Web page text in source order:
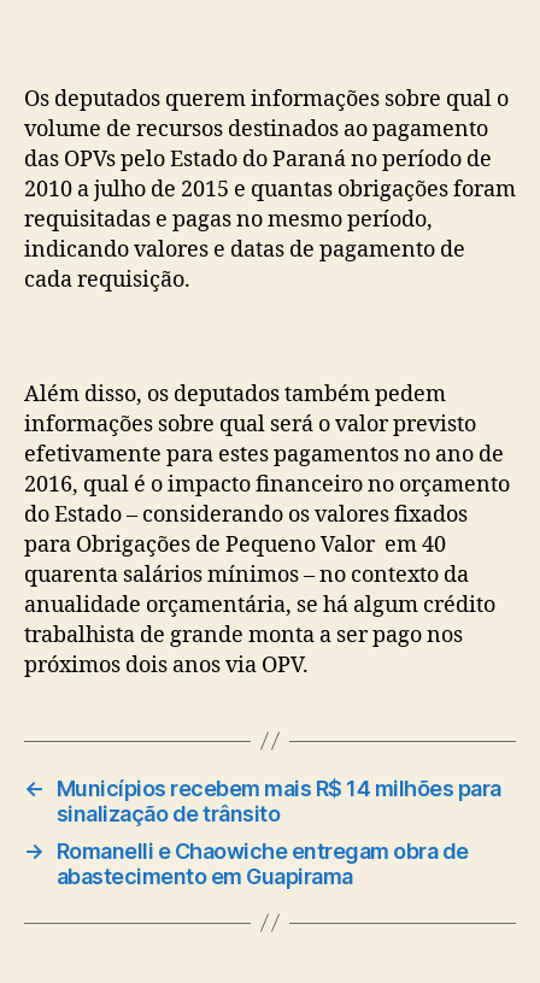
Os deputados querem informações sobre qual o
volume de recursos destinados ao pagamento
das OPVs pelo Estado do Paraná no período de
2010 a julho de 2015 e quantas obrigações foram
requisitadas e pagas no mesmo período,
indicando valores e datas de pagamento de
cada requisição.
Além disso, os deputados também pedem
informações sobre qual será o valor previsto
efetivamente para estes pagamentos no ano de
2016, qual é o impacto financeiro no orçamento
do Estado – considerando os valores fixados
para Obrigações de Pequeno Valor em 40
quarenta salários mínimos – no contexto da
anualidade orçamentária, se há algum crédito
trabalhista de grande monta a ser pago nos
próximos dois anos via OPV.
←
Municípios recebem mais R$ 14 milhões para
sinalização de trânsito
→
Romanelli e Chaowiche entregam obra de
abastecimento em Guapirama